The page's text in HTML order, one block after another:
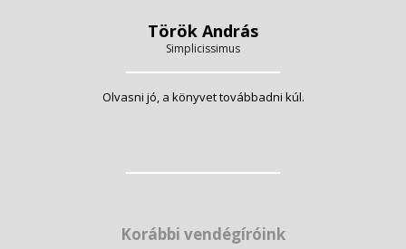
Török András
Simplicissimus
Olvasni jó, a könyvet továbbadni kúl.
Korábbi vendégíróink